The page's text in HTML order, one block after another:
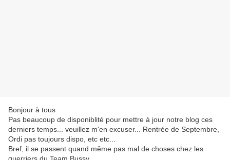
Bonjour à tous
Pas beaucoup de disponiblité pour mettre à jour notre blog ces
derniers temps... veuillez m'en excuser... Rentrée de Septembre,
Ordi pas toujours dispo, etc etc...
Bref, il se passent quand même pas mal de choses chez les